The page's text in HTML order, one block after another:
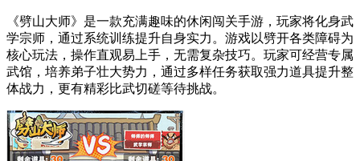
《劈山大师》是一款充满趣味的休闲闯关手游，玩家将化身武
学宗师，通过系统训练提升自身实力。游戏以劈开各类障碍为
核心玩法，操作直观易上手，无需复杂技巧。玩家可经营专属
武馆，培养弟子壮大势力，通过多样任务获取强力道具提升整
体战力，更有精彩比武切磋等待挑战。